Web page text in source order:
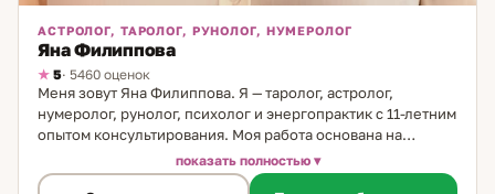
АСТРОЛОГ, ТАРОЛОГ, РУНОЛОГ, НУМЕРОЛОГ
Яна Филиппова
5· 5460 оценок
Меня зовут Яна Филиппова. Я — таролог, астролог,
нумеролог, рунолог, психолог и энергопрактик с 11-летним
опытом консультирования. Моя работа основана на
сочетании точных инструментов анализа и глубинного
понимания человеческой природы. Каждый расклад,
показать полностью